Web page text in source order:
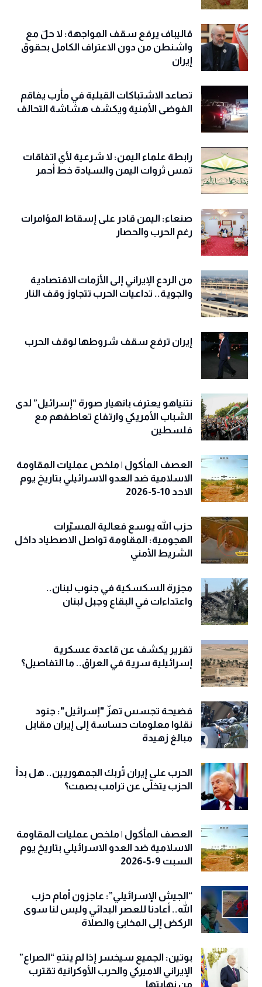
قاليباف يرفع سقف المواجهة: لا حلّ مع
واشنطن من دون الاعتراف الكامل بحقوق
إيران
تصاعد الاشتباكات القبلية في مأرب يفاقم
الفوضى الأمنية ويكشف هشاشة التحالف
رابطة علماء اليمن: لا شرعية لأي اتفاقات
تمس ثروات اليمن والسيادة خط أحمر
صنعاء: اليمن قادر على إسقاط المؤامرات
رغم الحرب والحصار
من الردع الإيراني إلى الأزمات الاقتصادية
والجوية.. تداعيات الحرب تتجاوز وقف النار
إيران ترفع سقف شروطها لوقف الحرب
نتنياهو يعترف بانهيار صورة “إسرائيل” لدى
الشباب الأمريكي وارتفاع تعاطفهم مع
فلسطين
العصف المأكول | ملخص عمليات المقاومة
الاسلامية ضد العدو الاسرائيلي بتاريخ يوم
الاحد 10-5-2026
حزب الله يوسع فعالية المسيّرات
الهجومية: المقاومة تواصل الاصطياد داخل
الشريط الأمني
مجزرة السكسكية في جنوب لبنان..
واعتداءات في البقاع وجبل لبنان
تقرير يكشف عن قاعدة عسكرية
إسرائيلية سرية في العراق.. ما التفاصيل؟
فضيحة تجسس تهزّ "إسرائيل": جنود
نقلوا معلومات حساسة إلى إيران مقابل
مبالغ زهيدة
الحرب على إيران تُربك الجمهوريين.. هل بدأ
الحزب يتخلّى عن ترامب بصمت؟
العصف المأكول | ملخص عمليات المقاومة
الاسلامية ضد العدو الاسرائيلي بتاريخ يوم
السبت 9-5-2026
“الجيش الإسرائيلي”: عاجزون أمام حزب
الله.. أعادنا للعصر البدائي وليس لنا سوى
الركض إلى المخابئ والصلاة
بوتين: الجميع سيخسر إذا لم ينتهِ “الصراع”
الإيراني الاميركي والحرب الأوكرانية تقترب
من نهايتها